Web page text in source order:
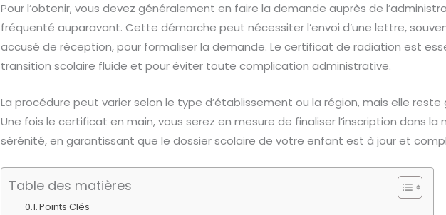
Pour l’obtenir, vous devez généralement en faire la demande auprès de
fréquenté auparavant. Cette démarche peut nécessiter l’envoi d’une lettre,
accusé de réception, pour formaliser la demande. Le certificat de radiation est
transition scolaire fluide et pour éviter toute complication administrative.
La procédure peut varier selon le type d’établissement ou la région, mais elle
Une fois le certificat en main, vous serez en mesure de finaliser l’inscription dans
sérénité, en garantissant que le dossier scolaire de votre enfant est à jour et
Table des matières
Points Clés